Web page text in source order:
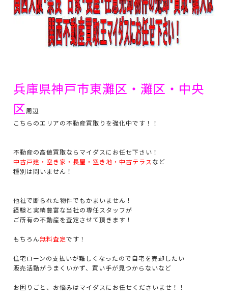
兵庫県神戸市東灘区・灘区・中央
区周辺
こちらのエリアの不動産買取りを強化中です！！
不動産の高値買取ならマイダスにお任せ下さい！
中古戸建・空き家・長屋・空き地・中古テラス など
種別は問いません！
他社で断られた物件でもかまいません！
経験と実績豊富な当社の専任スタッフが
ご所有の不動産を査定させて頂きます！
もちろん無料査定です！
住宅ローンの支払いが難しくなったので自宅を売却したい
販売活動がうまくいかず、買い手が見つからないなど
お困りごと、お悩みはマイダスにお任せくださいませ！！